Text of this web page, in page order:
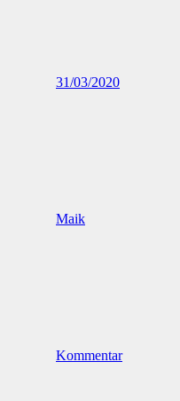
31/03/2020
Maik
Kommentar